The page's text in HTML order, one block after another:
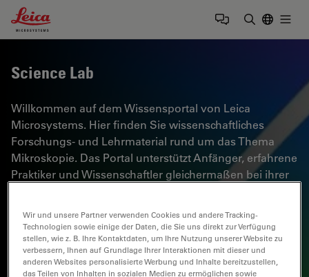
Leica Microsystems Logo
Science Lab
Willkommen auf dem Wissensportal von Leica
Microsystems. Hier finden Sie wissenschaftliches
Forschungs- und Lehrmaterial rund um das Thema
Mikroskopie. Das Portal unterstützt Anfänger, erfahrene
Praktiker und Wissenschaftler gleichermaßen bei ihrer
entdecken Sie die Grundlagen der Mikroskopie ebenso
wie High-End-Technologien. Werden Sie Teil der
Science Lab Community und teilen Sie Ihr Fachwissen.
Wir und unsere Partner verwenden Cookies und andere Tracking-
Technologien sowie einige der Daten, die Sie uns direkt zur Verfügung
stellen, wie z. B. Ihre Kontaktdaten, um Ihre Nutzung unserer Website zu
verbessern, Ihnen auf Grundlage Ihrer Interaktionen mit dieser und
anderen Websites personalisierte Werbung und Inhalte bereitzustellen,
das Teilen von Inhalten in sozialen Medien zu ermöglichen sowie